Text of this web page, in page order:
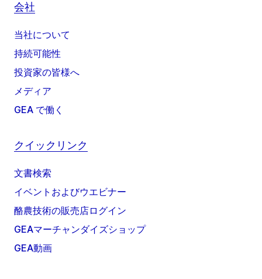
会社
当社について
持続可能性
投資家の皆様へ
メディア
GEA で働く
クイックリンク
文書検索
イベントおよびウエビナー
酪農技術の販売店ログイン
GEAマーチャンダイズショップ
GEA動画